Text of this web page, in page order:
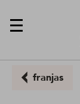
franjas